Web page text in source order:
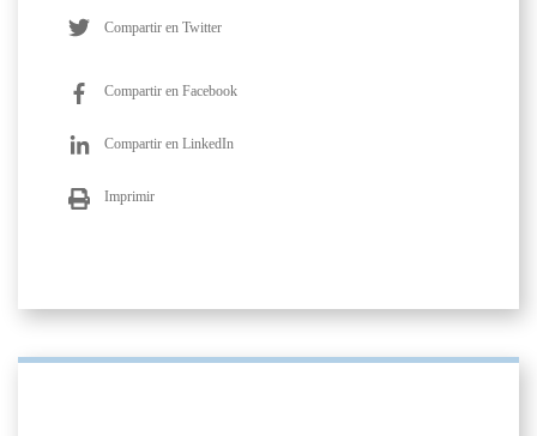
Compartir en Twitter
Compartir en Facebook
Compartir en LinkedIn
Imprimir